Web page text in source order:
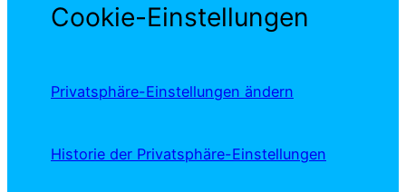
Cookie-Einstellungen
Privatsphäre-Einstellungen ändern
Historie der Privatsphäre-Einstellungen